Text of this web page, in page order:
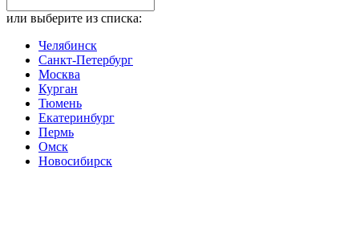
или выберите из списка:
Челябинск
Санкт-Петербург
Москва
Курган
Тюмень
Екатеринбург
Пермь
Омск
Новосибирск